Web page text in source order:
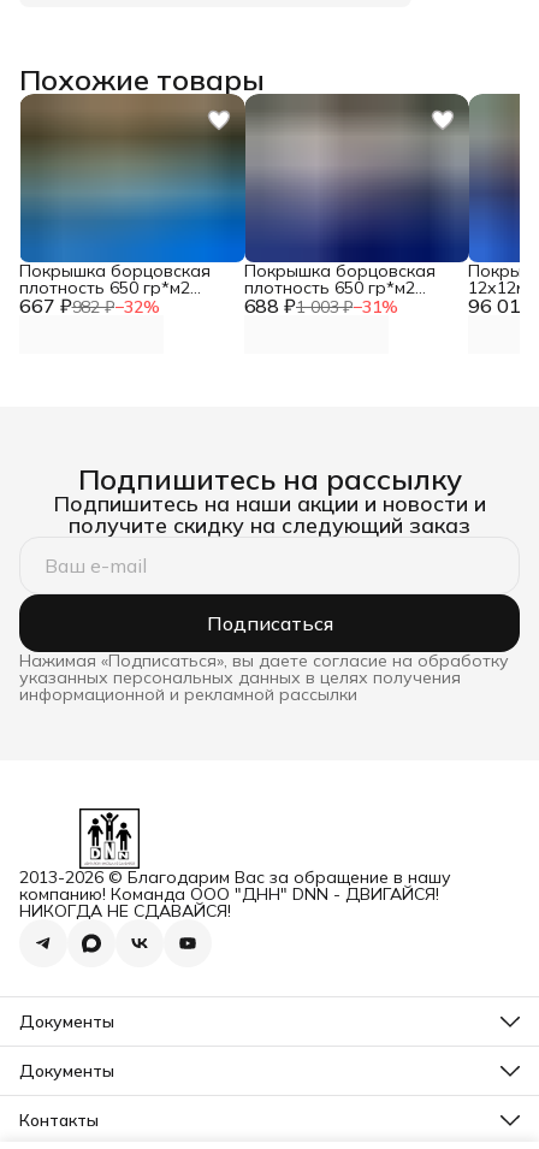
Похожие товары
667 ₽982 ₽−32%
Покрышка борцовская
плотность 650 гр*м2
двухцветная карманы 688 ₽1 003 ₽−31%
Покрышка борцовская
плотность 650 гр*м2
трехцветная липучки 96 012
12х12м
гр*м2
Подпишитесь на рассылку
Подпишитесь на наши акции и новости и
получите скидку на следующий заказ
Подписаться
Нажимая «Подписаться», вы даете согласие на обработку
указанных персональных данных в целях получения
информационной и рекламной рассылки
2013-2026 © Благодарим Вас за обращение в нашу
компанию! Команда ООО "ДНН" DNN - ДВИГАЙСЯ!
НИКОГДА НЕ СДАВАЙСЯ!
Документы
ОГРН
Карточка ООО ДННСПОРТ
Сертификат соответствия
Карточка ООО ДНН
Документы
Прайс ДНН 12-2025
Свидетельство на товарный знак
Контакты